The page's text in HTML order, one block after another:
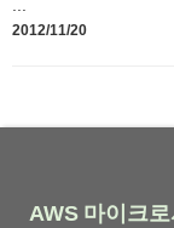
2012/11/20
AWS 마이크